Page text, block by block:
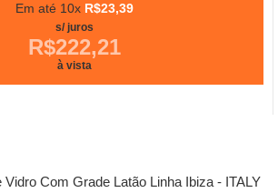
Em até 10x R$23,39
s/ juros
R$222,21
à vista
Vidro Com Grade Latão Linha Ibiza - ITALY